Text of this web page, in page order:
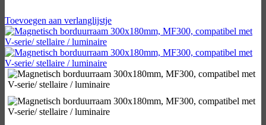
Toevoegen aan verlanglijstje